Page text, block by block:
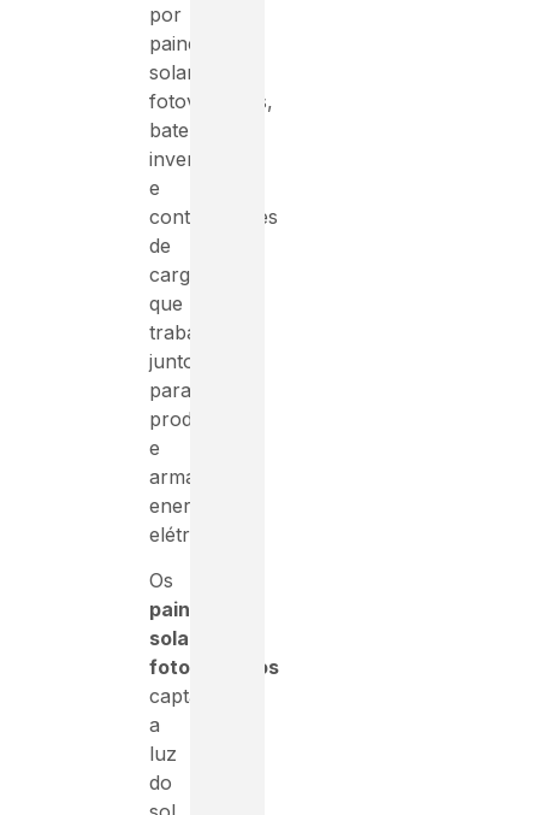
por
painéis
solares
fotovoltaicos,
baterias,
inversores
e
controladores
de
carga,
que
trabalham
juntos
para
produzir
e
armazenar
energia
elétrica.
Os
painéis
solares
fotovoltaicos
captam
a
luz
do